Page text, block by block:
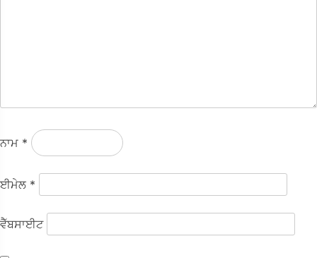
ਨਾਮ *
ਈਮੇਲ *
ਵੈੱਬਸਾਈਟ